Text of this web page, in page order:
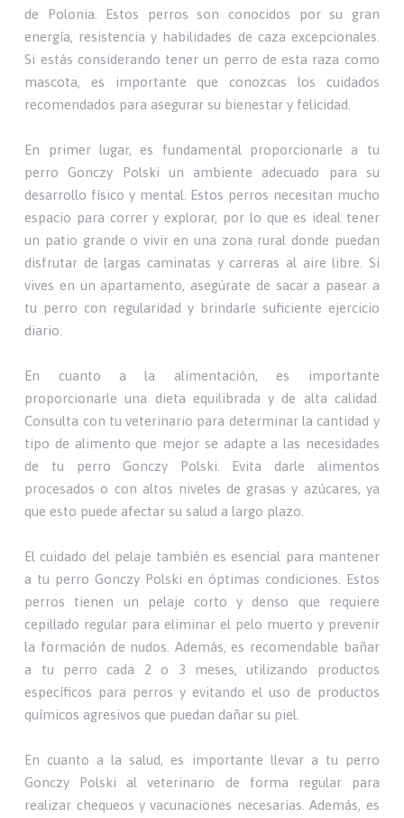
de Polonia. Estos perros son conocidos por su gran
energía, resistencia y habilidades de caza excepcionales.
Si estás considerando tener un perro de esta raza como
mascota, es importante que conozcas los cuidados
recomendados para asegurar su bienestar y felicidad.
En primer lugar, es fundamental proporcionarle a tu
perro Gonczy Polski un ambiente adecuado para su
desarrollo físico y mental. Estos perros necesitan mucho
espacio para correr y explorar, por lo que es ideal tener
un patio grande o vivir en una zona rural donde puedan
disfrutar de largas caminatas y carreras al aire libre. Si
vives en un apartamento, asegúrate de sacar a pasear a
tu perro con regularidad y brindarle suficiente ejercicio
diario.
En cuanto a la alimentación, es importante
proporcionarle una dieta equilibrada y de alta calidad.
Consulta con tu veterinario para determinar la cantidad y
tipo de alimento que mejor se adapte a las necesidades
de tu perro Gonczy Polski. Evita darle alimentos
procesados o con altos niveles de grasas y azúcares, ya
que esto puede afectar su salud a largo plazo.
El cuidado del pelaje también es esencial para mantener
a tu perro Gonczy Polski en óptimas condiciones. Estos
perros tienen un pelaje corto y denso que requiere
cepillado regular para eliminar el pelo muerto y prevenir
la formación de nudos. Además, es recomendable bañar
a tu perro cada 2 o 3 meses, utilizando productos
específicos para perros y evitando el uso de productos
químicos agresivos que puedan dañar su piel.
En cuanto a la salud, es importante llevar a tu perro
Gonczy Polski al veterinario de forma regular para
realizar chequeos y vacunaciones necesarias. Además, es